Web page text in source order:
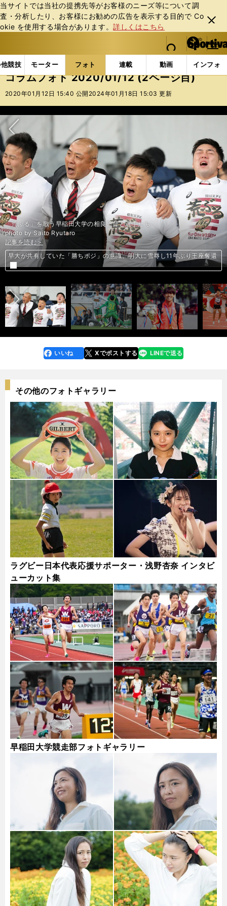
当サイトでは当社の提携先等がお客様のニーズ等について調
査・分析したり、お客様にお勧めの広告を表⽰する⽬的で Co
okie を使⽤する場合があります。詳しくはこちら
閉じ
る
web Sportiva (webスポルティーバ)
検索
マイペ
ー
ジ
メニュ
競技 モーター フォト 連載 動画 インフォ
b
ス
ポ
ル
ー
バ
フォトギャラリー コラムフォト コラムフォト
コラムフォト 2020/01/12 (2ページ目)
2020年01月12日 15:40 公開 2024年01月18日 15:03 更新
次へ
記事を読む＞
フェアリーＳはビッグなお年玉の好機。未勝利、新馬勝ち３頭に福がある
「荒ぶる」を歌う早稲田大学の相良監督と選手たち
photo by Saito Ryutaro
記事を読む＞
早大が共有していた「勝ちポジ」の意識。明大に雪辱し11年ぶり王座奪還
記事を読む＞
高校サッカー連覇へ。青森山田に時間を操る「パウサ」の使い手がいる
記事を読む＞
神野大地は東京マラソン２時間８分台も視野。有言実行の金メダル獲得
記事を読む＞
東京五輪で金メダルを。日本男子４×100ｍリレーに世界基準の強みあり
前へ
faceboo
k
いいね Xでポストする
line LINEで送る
その他のフォトギャラリー
ラグビー日本代表応援サポーター・浅野杏奈 インタビ
ューカット集
早稲田大学競走部フォトギャラリー